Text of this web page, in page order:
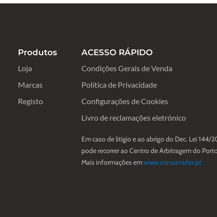
Produtos
Loja
Marcas
Registo
ACESSO RÁPIDO
Condições Gerais de Venda
Política de Privacidade
Configurações de Cookies
Livro de reclamações eletrónico
Em caso de litigio e ao abrigo do Dec. Lei 144/
pode recorrer ao Centro de Arbitragem do
Mais informações emwww.consumidor.pt